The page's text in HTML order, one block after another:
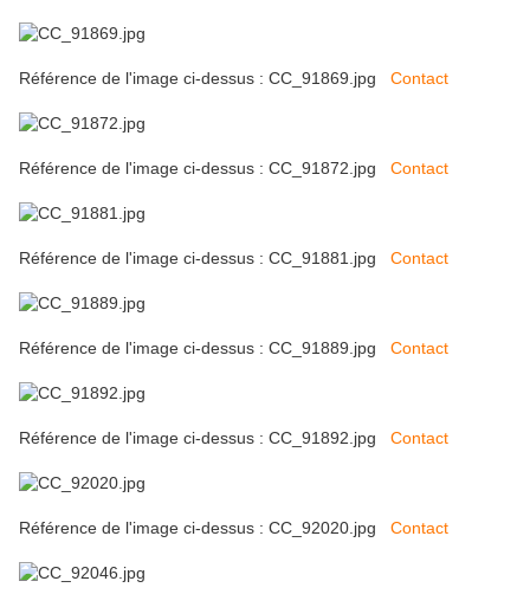
Référence de l'image ci-dessus : CC_91869.jpg Contact
Référence de l'image ci-dessus : CC_91872.jpg Contact
Référence de l'image ci-dessus : CC_91881.jpg Contact
Référence de l'image ci-dessus : CC_91889.jpg Contact
Référence de l'image ci-dessus : CC_91892.jpg Contact
Référence de l'image ci-dessus : CC_92020.jpg Contact